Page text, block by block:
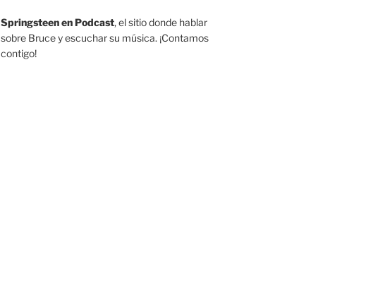
Springsteen en Podcast, el sitio donde hablar
sobre Bruce y escuchar su música. ¡Contamos
contigo!